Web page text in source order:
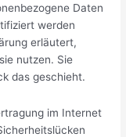
Daten
werden
erläutert,
nutzen. Sie
das geschieht.
im Internet